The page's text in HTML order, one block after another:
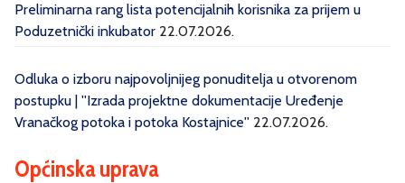
Preliminarna rang lista potencijalnih korisnika za prijem u
Poduzetnički inkubator 22.07.2026.
Odluka o izboru najpovoljnijeg ponuditelja u otvorenom
postupku | ''Izrada projektne dokumentacije Uređenje
Vranačkog potoka i potoka Kostajnice'' 22.07.2026.
Općinska uprava